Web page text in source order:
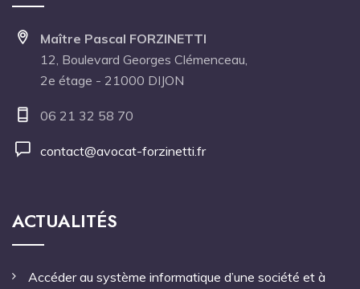
Maître Pascal FORZINETTI
12, Boulevard Georges Clémenceau,
2e étage - 21000 DIJON
06 21 32 58 70
contact@avocat-forzinetti.fr
ACTUALITÉS
Accéder au système informatique d’une société et à